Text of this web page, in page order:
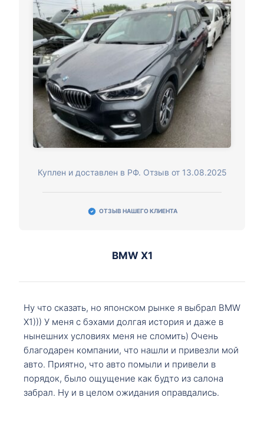
Куплен и доставлен в РФ. Отзыв от 13.08.2025
ОТЗЫВ НАШЕГО КЛИЕНТА
BMW X1
Ну что сказать, но японском рынке я выбрал BMW
X1))) У меня с бэхами долгая история и даже в
нынешних условиях меня не сломить) Очень
благодарен компании, что нашли и привезли мой
авто. Приятно, что авто помыли и привели в
порядок, было ощущение как будто из салона
забрал. Ну и в целом ожидания оправдались.